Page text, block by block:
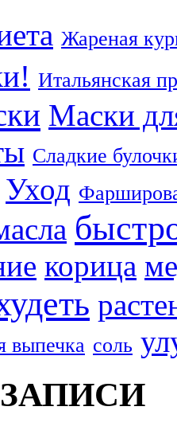
Жареная
Итальянская
Маски
Сладкие
Уход
корица
выпечка соль